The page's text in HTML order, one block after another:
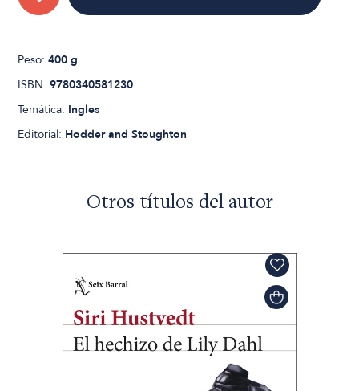
Peso:400 g
ISBN:9780340581230
Temática: Ingles
Editorial: Hodder and Stoughton
Otros títulos del autor